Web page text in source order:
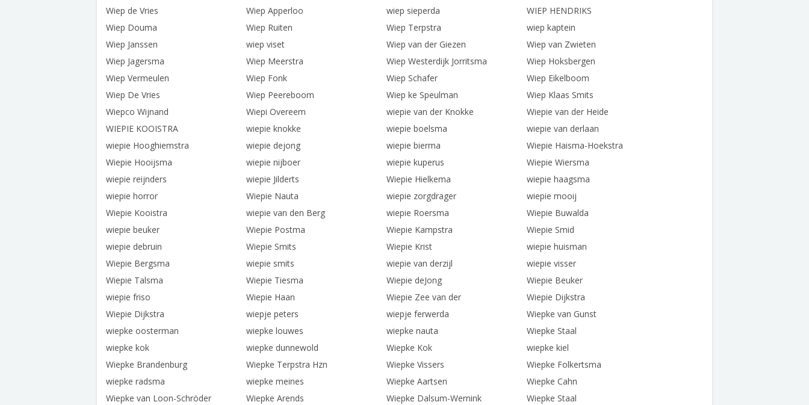
Wiep de Vries
Wiep Apperloo wiep sieperda
WIEP HENDRIKS
Wiep Douma
Wiep Ruiten Wiep Terpstra
wiep kaptein
Wiep Janssen
wiep viset Wiep van der Giezen
Wiep van Zwieten
Wiep Jagersma
Wiep Meerstra Wiep Westerdijk Jorritsma
Wiep Hoksbergen
Wiep Vermeulen
Wiep Fonk Wiep Schafer
Wiep Eikelboom
Wiep De Vries
Wiep Peereboom Wiep ke Speulman
Wiep Klaas Smits
Wiepco Wijnand
Wiepi Overeem wiepie van der Knokke
Wiepie van der Heide
WIEPIE KOOISTRA
wiepie knokke wiepie boelsma
wiepie van derlaan
wiepie Hooghiemstra
wiepie dejong wiepie bierma
Wiepie Haisma-Hoekstra
Wiepie Hooijsma
wiepie nijboer wiepie kuperus
Wiepie Wiersma
wiepie reijnders
wiepie Jilderts Wiepie Hielkema
wiepie haagsma
wiepie horror
Wiepie Nauta wiepie zorgdrager
wiepie mooij
Wiepie Kooistra
wiepie van den Berg wiepie Roersma
Wiepie Buwalda
wiepie beuker
Wiepie Postma Wiepie Kampstra
Wiepie Smid
wiepie debruin
Wiepie Smits Wiepie Krist
wiepie huisman
Wiepie Bergsma
wiepie smits wiepie van derzijl
wiepie visser
Wiepie Talsma
Wiepie Tiesma Wiepie deJong
Wiepie Beuker
wiepie friso
Wiepie Haan Wiepie Zee van der
Wiepie Dijkstra
Wiepie Dijkstra
wiepje peters wiepje ferwerda
Wiepke van Gunst
wiepke oosterman
wiepke louwes wiepke nauta
Wiepke Staal
wiepke kok
wiepke dunnewold Wiepke Kok
wiepke kiel
Wiepke Brandenburg
Wiepke Terpstra Hzn Wiepke Vissers
Wiepke Folkertsma
wiepke radsma
wiepke meines Wiepke Aartsen
Wiepke Cahn
Wiepke van Loon-Schröder
Wiepke Arends Wiepke Dalsum-Wernink
Wiepke Staal